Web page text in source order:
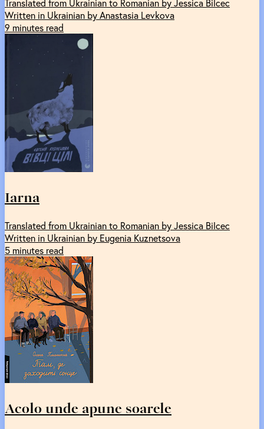
Translated from Ukrainian to Romanian by Jessica Bilcec
Written in Ukrainian by Anastasia Levkova
9 minutes read
Iarna
Translated from Ukrainian to Romanian by Jessica Bilcec
Written in Ukrainian by Eugenia Kuznetsova
5 minutes read
Acolo unde apune soarele